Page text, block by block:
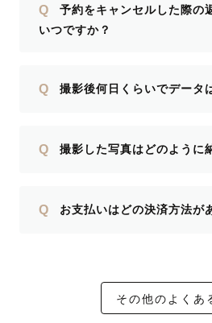
Q
予約をキャンセルした際の
いつですか？
Q 撮影後何日くらいでデータ
Q 撮影した写真はどのように
Q お支払いはどの決済方法が
その他のよくあ